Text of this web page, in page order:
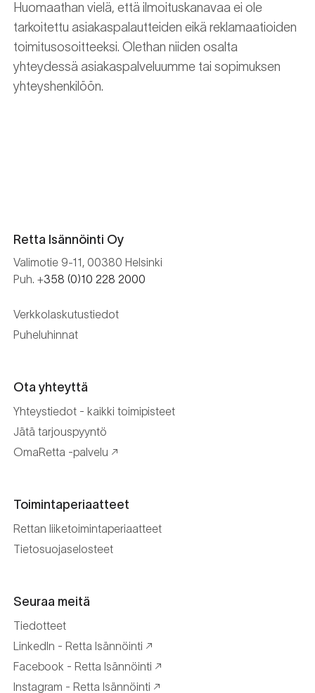
Huomaathan vielä, että ilmoituskanavaa ei ole
tarkoitettu asiakaspalautteiden eikä reklamaatioiden
toimitusosoitteeksi. Olethan niiden osalta
yhteydessä asiakaspalveluumme tai sopimuksen
yhteyshenkilöön.
Retta Isännöinti Oy
Valimotie 9-11, 00380 Helsinki
Puh. +358 (0)10 228 2000
Verkkolaskutustiedot
Puheluhinnat
Ota yhteyttä
Yhteystiedot - kaikki toimipisteet
Jätä tarjouspyyntö
OmaRetta -palvelu
Toimintaperiaatteet
Rettan liiketoimintaperiaatteet
Tietosuojaselosteet
Seuraa meitä
Tiedotteet
LinkedIn - Retta Isännöinti
Facebook - Retta Isännöinti
Instagram - Retta Isännöinti